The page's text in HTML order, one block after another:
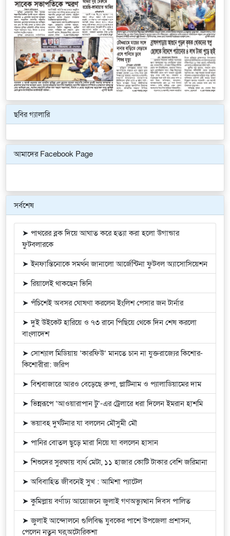
ছবির গ্যালারি
আমাদের Facebook Page
সর্বশেষ
➤ পাথরের ব্লক দিয়ে আঘাত করে হত্যা করা হলো উগান্ডার
ফুটবলারকে
➤ ইনফান্তিনোকে সমর্থন জানালো আর্জেন্টিনা ফুটবল অ্যাসোসিয়েশন
➤ রিয়ালেই থাকছেন ভিনি
➤ পঁচিশেই অবসর ঘোষণা করলেন ইংলিশ পেসার জন টার্নার
➤ দুই উইকেট হারিয়ে ও ৭৩ রানে পিছিয়ে থেকে দিন শেষ করলো
বাংলাদেশ
➤ সোশ্যাল মিডিয়ায় ‘কারফিউ’ মানতে চান না যুক্তরাজ্যের কিশোর-
কিশোরীরা: জরিপ
➤ বিশ্ববাজারে আরও বেড়েছে রুপা, প্লাটিনাম ও প্যালাডিয়ামের দাম
➤ ভিন্নরূপে ‘আওয়ারাপান টু’-এর ট্রেলারে ধরা দিলেন ইমরান হাশমি
➤ ভয়াবহ দুর্ঘটনার যা বললেন মৌসুমী মৌ
➤ পানির বোতল ছুড়ে মারা নিয়ে যা বললেন হাসান
➤ শিশুদের সুরক্ষায় ব্যর্থ মেটা, ১১ হাজার কোটি টাকার বেশি জরিমানা
➤ অবিবাহিত জীবনেই সুখ : আমিশা প্যাটেল
➤ কুমিল্লায় বর্ণাঢ্য আয়োজনে জুলাই গণঅভ্যুত্থান দিবস পালিত
➤ জুলাই আন্দোলনে গুলিবিদ্ধ যুবকের পাশে উপজেলা প্রশাসন,
পেলেন নতুন ঘর,অটোরিকশা